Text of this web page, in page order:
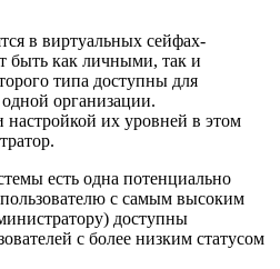
в виртуальных сейфах-
быть как личными, так и
типа доступны для
организации.
настройкой их уровней в этом
есть одна потенциально
пользователю с самым высоким
доступны
с более низким статусом